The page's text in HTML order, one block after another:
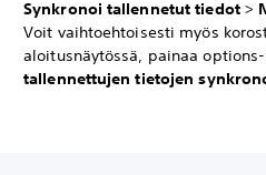
Synkronoi tallennetut tiedot>
Voit vaihtoehtoisesti myös
aloitusnäytössä, painaa
tallennettujen tietojen